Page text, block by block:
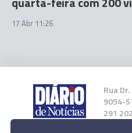
17 Abr 11:26
Rua
9054-
291